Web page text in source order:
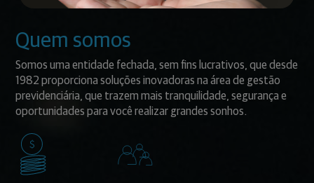
Quem somos
Somos uma entidade fechada, sem fins lucrativos, que desde
1982 proporciona soluções inovadoras na área de gestão
previdenciária, que trazem mais tranquilidade, segurança e
oportunidades para você realizar grandes sonhos.